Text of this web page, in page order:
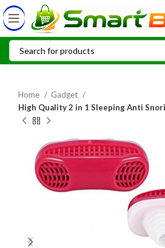
Home
Gadget
High Quality 2 in 1 Sleeping Anti